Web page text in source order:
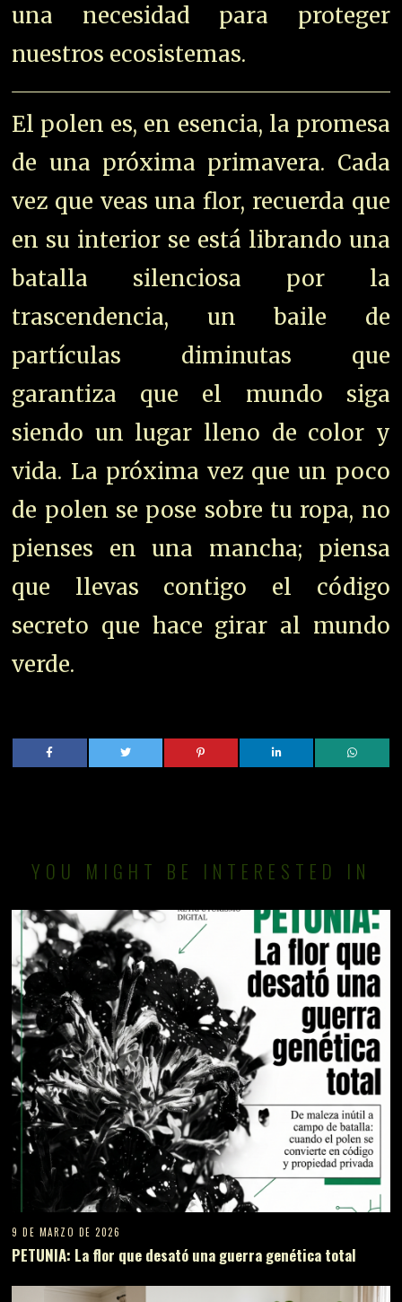
una necesidad para proteger
nuestros ecosistemas.
El polen es, en esencia, la promesa
de una próxima primavera. Cada
vez que veas una flor, recuerda que
en su interior se está librando una
batalla silenciosa por la
trascendencia, un baile de
partículas diminutas que
garantiza que el mundo siga
siendo un lugar lleno de color y
vida. La próxima vez que un poco
de polen se pose sobre tu ropa, no
pienses en una mancha; piensa
que llevas contigo el código
secreto que hace girar al mundo
verde.
YOU MIGHT BE INTERESTED IN
9 DE MARZO DE 2026
PETUNIA: La flor que desató una guerra genética total